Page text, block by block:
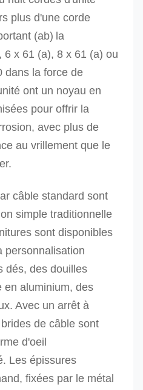
plus d'une corde
(ab) la
6 x 61 (a), 8 x 61 (a) ou
dans la force de
ont un noyau en
pour offrir la
avec plus de
au vrillement que le
câble standard sont
simple traditionnelle
sont disponibles
personnalisation
dés, des douilles
en aluminium, des
Avec un arrêt à
de câble sont
d'oeil
Les épissures
fixées par le métal